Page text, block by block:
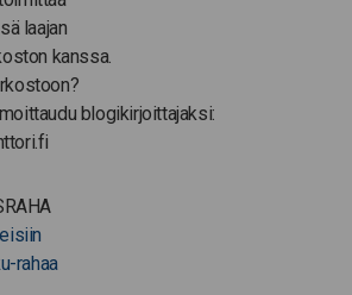
laajan
kanssa.
blogikirjoittajaksi:
rahaa